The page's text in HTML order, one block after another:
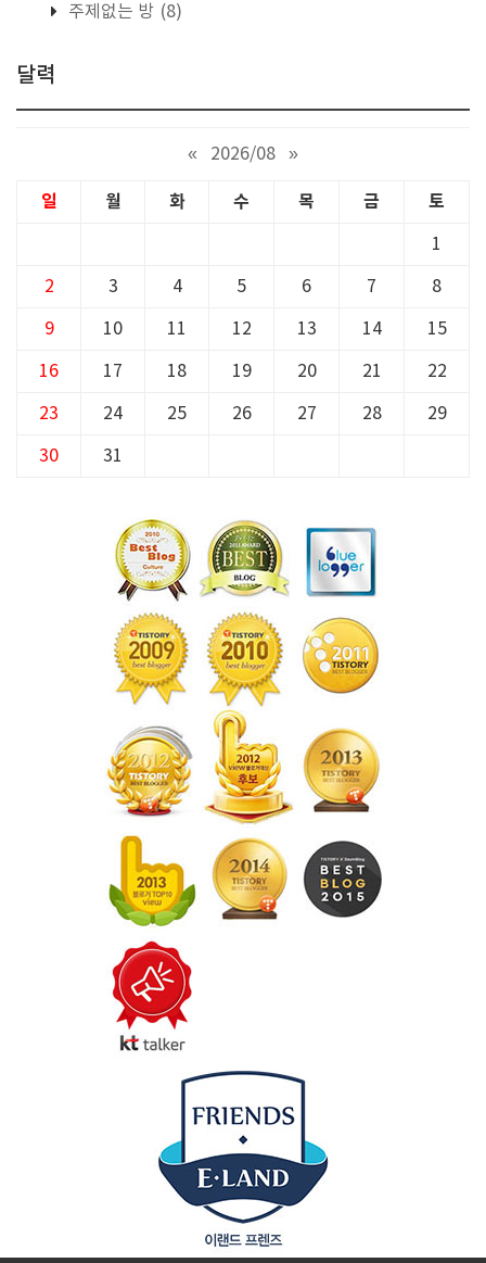
주제없는 방 (8)
달력
« 2026/08 »
일 월 화 수 목 금 토
1
2 3 4 5 6 7 8
9 10 11 12 13 14 15
16 17 18 19 20 21 22
23 24 25 26 27 28 29
30 31